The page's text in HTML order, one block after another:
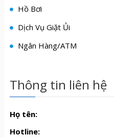
Hồ Bơi
Dịch Vụ Giặt Ủi
Ngân Hàng/ATM
Thông tin liên hệ
Họ tên:
Hotline: